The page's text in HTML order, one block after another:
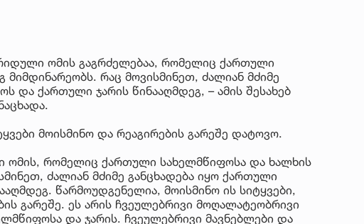
ომის გაგრძელებაა, რომელიც ქართული
რაც მოვისმინეთ, ძალიან მძიმე
და ქართული ჯარის წინააღმდეგ, – ამის შესახებ
მოისმინო და რეაგირების გარეშე დატოვო.
ომის, რომელიც ქართული სახელმწიფოსა და ხალხის
ძალიან მძიმე განცხადება იყო ქართული
წარმოუდგენელია, მოისმინო ის სიტყვები,
გარეშე. ეს არის ჩვეულებრივი მოღალატეობრივი
და ჯარის. ჩვეულებრივი მავნებლები და